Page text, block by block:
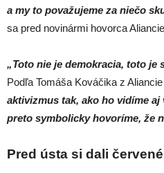
a my to považujeme za niečo
sa pred novinármi hovorca
„Toto nie je demokracia, toto je
Podľa Tomáša Kováčika z
aktivizmus tak, ako ho vidíme
preto symbolicky hovoríme, že
Pred ústa si dali